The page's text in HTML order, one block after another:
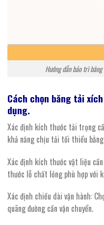
Hướng dẫn bảo trì
Cách chọn băng tảixích
dụng.
Xác định kích thước tải trọng
khả năng chịu tải tối thiểu
Xác định kích thước vật liệu
thước lỗ chất lỏng phù hợp với
Xác định chiều dài vận hành:
quãng đường cần vận chuyển.